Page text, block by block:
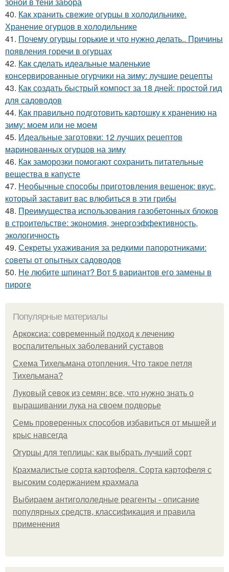
40. Как хранить свежие огурцы в холодильнике.
Хранение огурцов в холодильнике
41. Почему огурцы горькие и что нужно делать.. Причины
появления горечи в огурцах
42. Как сделать идеальные маленькие
консервированные огурчики на зиму: лучшие рецепты
43. Как создать быстрый компост за 18 дней: простой гид
для садоводов
44. Как правильно подготовить картошку к хранению на
зиму: моем или не моем
45. Идеальные заготовки: 12 лучших рецептов
маринованных огурцов на зиму
46. Как заморозки помогают сохранить питательные
вещества в капусте
47. Необычные способы приготовления вешенок: вкус,
который заставит вас влюбиться в эти грибы
48. Преимущества использования газобетонных блоков
в строительстве: экономия, энергоэффективность,
экологичность
49. Секреты ухаживания за редкими папоротниками:
советы от опытных садоводов
50. Не любите шпинат? Вот 5 вариантов его замены в
пироге
Популярные материалы
Аркоксиа: современный подход к лечению
воспалительных заболеваний суставов
Схема Тихельмана отопления. Что такое петля
Тихельмана?
Луковый севок из семян: все, что нужно знать о
выращивании лука на своем подворье
Семь проверенных способов избавиться от мышей и
крыс навсегда
Огурцы для теплицы: как выбрать лучший сорт
Крахмалистые сорта картофеля. Сорта картофеля с
высоким содержанием крахмала
Выбираем антигололедные реагенты - описание
популярных средств, классификация и правила
применения